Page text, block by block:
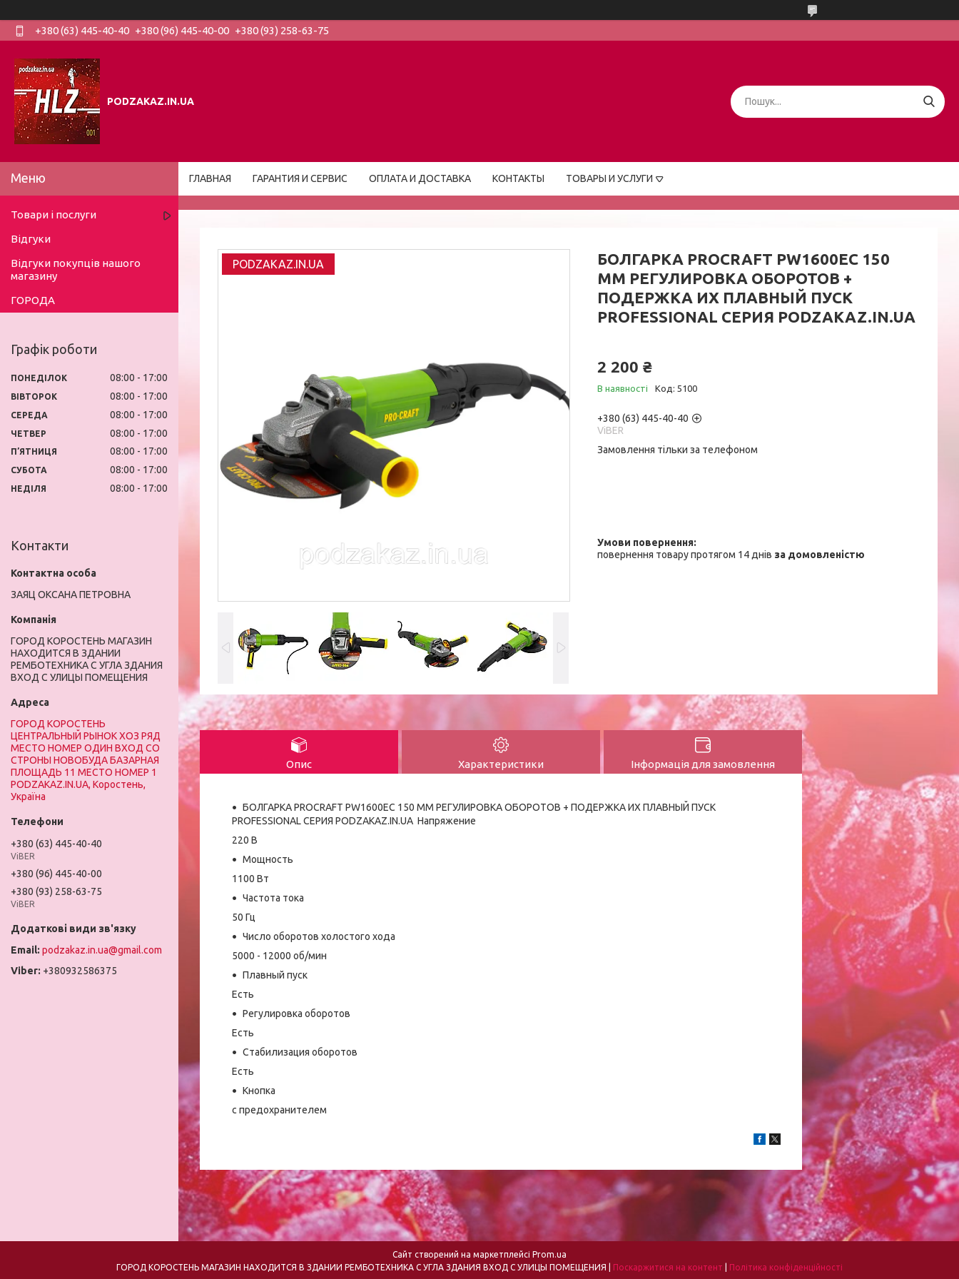
+380 (63) 445-40-40 +380 (96) 445-40-00 +380 (93) 258-63-75
PODZAKAZ.IN.UA
ГЛАВНАЯ ГАРАНТИЯ И СЕРВИС ОПЛАТА И ДОСТАВКА КОНТАКТЫ ТОВАРЫ И УСЛУГИ
PODZAKAZ.IN.UA
БОЛГАРКА PROCRAFT PW1600ЕС 150
ММ РЕГУЛИРОВКА ОБОРОТОВ +
ПОДЕРЖКА ИХ ПЛАВНЫЙ ПУСК
PROFESSIONAL СЕРИЯ PODZAKAZ.IN.UA
2 200 ₴
В наявності Код: 5100
+380 (63) 445-40-40
ViBER
Замовлення тільки за телефоном
повернення товару протягом 14 днів за домовленістю
Опис Характеристики Інформація для замовлення
БОЛГАРКА PROCRAFT PW1600ЕС 150 ММ РЕГУЛИРОВКА ОБОРОТОВ + ПОДЕРЖКА ИХ ПЛАВНЫЙ ПУСК
PROFESSIONAL СЕРИЯ PODZAKAZ.IN.UA Напряжение
220 В
Мощность
1100 Вт
Частота тока
50 Гц
Число оборотов холостого хода
5000 - 12000 об/мин
Плавный пуск
Есть
Регулировка оборотов
Есть
Стабилизация оборотов
Есть
Кнопка
с предохранителем
Товари і послуги
Відгуки
Відгуки покупців нашого
магазину
ГОРОДА
Графік роботи
ПОНЕДІЛОК 08:00 17:00
ВІВТОРОК 08:00 17:00
СЕРЕДА 08:00 17:00
ЧЕТВЕР 08:00 17:00
ПʼЯТНИЦЯ 08:00 17:00
СУБОТА 08:00 17:00
НЕДІЛЯ 08:00 17:00
Контакти
ЗАЯЦ ОКСАНА ПЕТРОВНА
ГОРОД КОРОСТЕНЬ МАГАЗИН
НАХОДИТСЯ В ЗДАНИИ
РЕМБОТЕХНИКА С УГЛА ЗДАНИЯ
ВХОД С УЛИЦЫ ПОМЕЩЕНИЯ
ГОРОД КОРОСТЕНЬ
ЦЕНТРАЛЬНЫЙ РЫНОК ХОЗ РЯД
МЕСТО НОМЕР ОДИН ВХОД СО
СТРОНЫ НОВОБУДА БАЗАРНАЯ
ПЛОЩАДЬ 11 МЕСТО НОМЕР 1
PODZAKAZ.IN.UA, Коростень,
Україна
+380 (63) 445-40-40
ViBER
+380 (96) 445-40-00
+380 (93) 258-63-75
ViBER
podzakaz.in.ua@gmail.com
+380932586375
Сайт створений на маркетплейсі Prom.ua
Поскаржитися на контент Політика конфіденційності